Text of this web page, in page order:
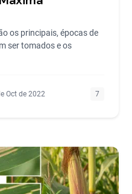
os principais, épocas de
ser tomados e os
Oct de 2022 7